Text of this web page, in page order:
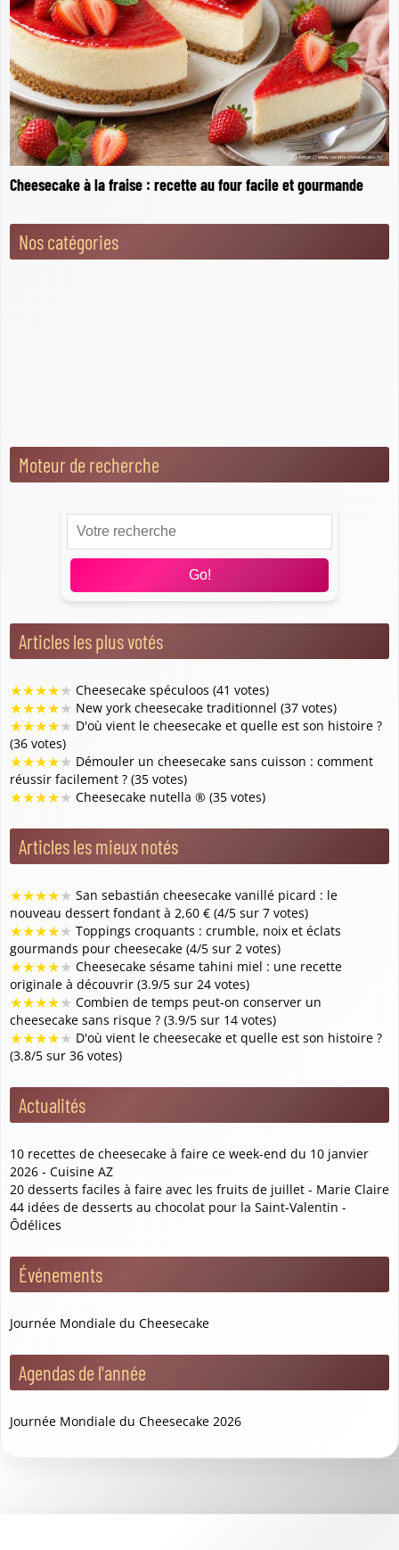
Cheesecake à la fraise : recette au four facile et gourmande
Nos catégories
Moteur de recherche
Go!
Articles les plus votés
★★★★★ Cheesecake spéculoos (41 votes)
★★★★★ New york cheesecake traditionnel (37 votes)
★★★★★ D'où vient le cheesecake et quelle est son histoire ?
(36 votes)
★★★★★ Démouler un cheesecake sans cuisson : comment
réussir facilement ? (35 votes)
★★★★★ Cheesecake nutella ® (35 votes)
Articles les mieux notés
★★★★★ San sebastián cheesecake vanillé picard : le
nouveau dessert fondant à 2,60 € (4/5 sur 7 votes)
★★★★★ Toppings croquants : crumble, noix et éclats
gourmands pour cheesecake (4/5 sur 2 votes)
★★★★★ Cheesecake sésame tahini miel : une recette
originale à découvrir (3.9/5 sur 24 votes)
★★★★★ Combien de temps peut-on conserver un
cheesecake sans risque ? (3.9/5 sur 14 votes)
★★★★★ D'où vient le cheesecake et quelle est son histoire ?
(3.8/5 sur 36 votes)
Actualités
10 recettes de cheesecake à faire ce week-end du 10 janvier
2026 - Cuisine AZ
20 desserts faciles à faire avec les fruits de juillet - Marie Claire
44 idées de desserts au chocolat pour la Saint-Valentin -
Ôdélices
Événements
Journée Mondiale du Cheesecake
Agendas de l'année
Journée Mondiale du Cheesecake 2026